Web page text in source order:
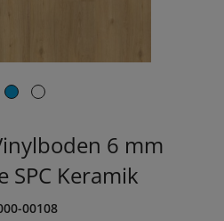
6 mm
SPC Keramik
00108